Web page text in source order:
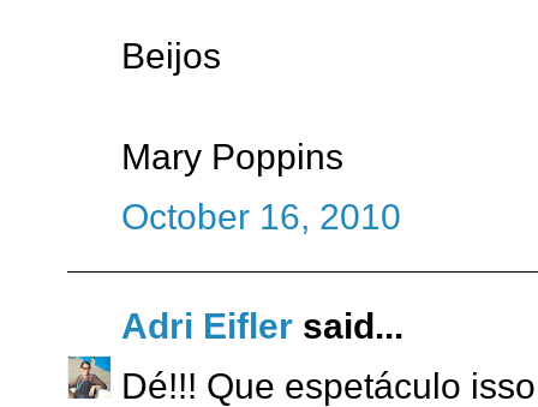
Beijos
Mary Poppins
October 16, 2010
Adri Eifler said...
Dé!!! Que espetáculo